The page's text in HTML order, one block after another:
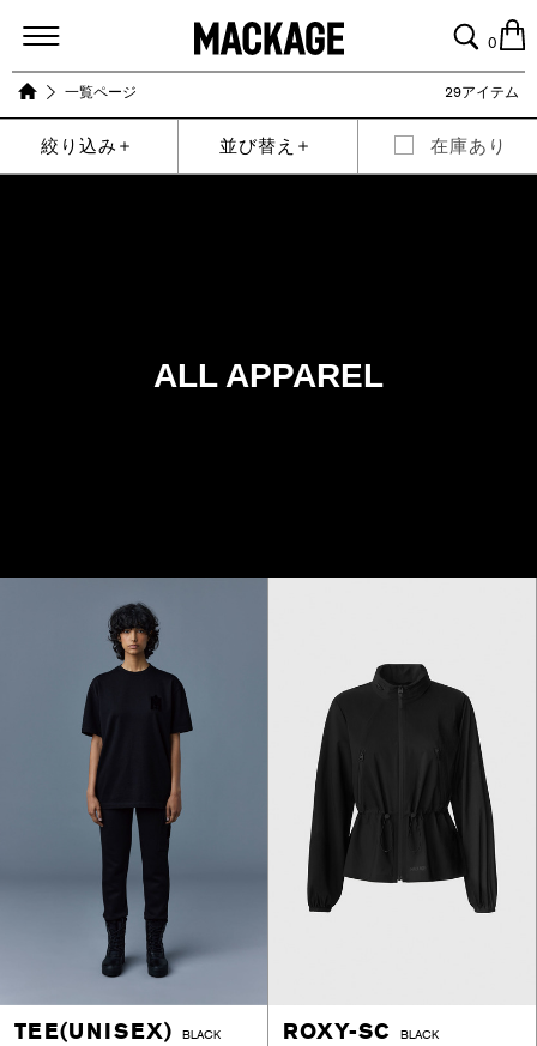
MACKAGE
0
一覧ページ 29アイテム
絞り込み 並び替え 在庫あり
ALL APPAREL
TEE(UNISEX) BLACK ROXY-SC BLACK